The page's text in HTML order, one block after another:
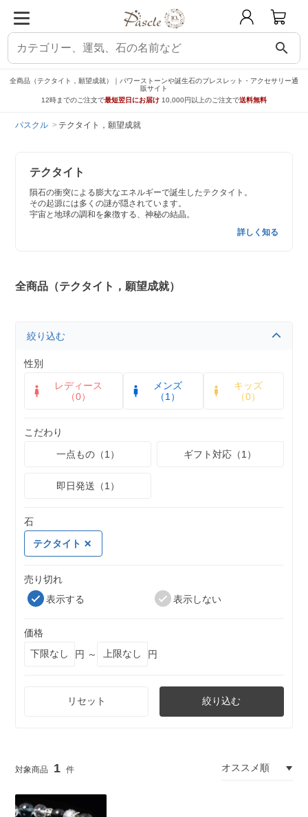
search
全商品（テクタイト，願望成就）｜パワーストーンや誕生石のブレスレット・アクセサリー通
販サイト
12時までのご注文で最短翌日にお届け 10,000円以上のご注文で送料無料
パスクル テクタイト，願望成就
テクタイト
隕石の衝突による膨大なエネルギーで誕生したテクタイト。
その起源には多くの謎が隠されています。
宇宙と地球の調和を象徴する、神秘の結晶。
詳しく知る
全商品（テクタイト，願望成就）
絞り込む
性別
レディース
（0）
メンズ
（1）
キッズ
（0）
こだわり
一点もの（1）
ギフト対応（1）
即日発送（1）
石
テクタイト
売り切れ
表示する
表示しない
価格
円 ～
円
リセット 絞り込む
1